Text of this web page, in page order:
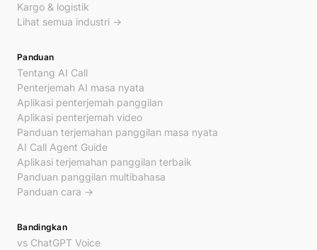
Kargo & logistik
Lihat semua industri →
Panduan
Tentang AI Call
Penterjemah AI masa nyata
Aplikasi penterjemah panggilan
Aplikasi penterjemah video
Panduan terjemahan panggilan masa nyata
AI Call Agent Guide
Aplikasi terjemahan panggilan terbaik
Panduan panggilan multibahasa
Panduan cara →
Bandingkan
vs ChatGPT Voice